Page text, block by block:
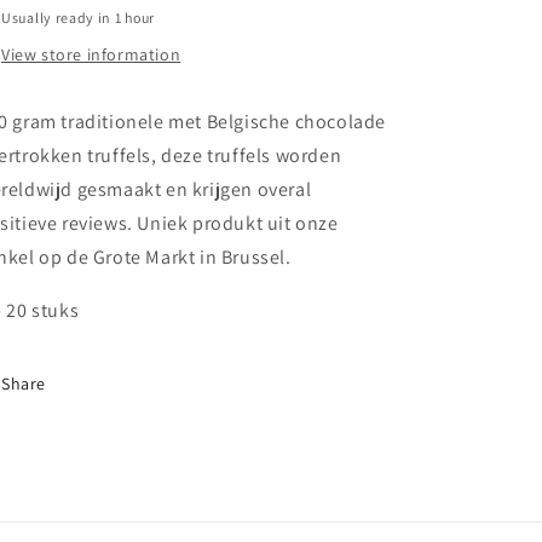
-
+/-20
-
+/-20
Usually ready in 1 hour
View store information
gram traditionele met Belgische chocolade
truffels, deze truffels worden
gesmaakt en krijgen overal
reviews. Uniek produkt uit onze
op de Grote Markt in Brussel.
20 stuks
Share